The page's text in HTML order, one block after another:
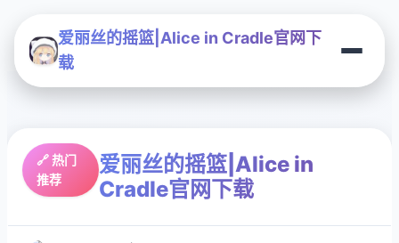
爱丽丝的摇篮|Alice in Cradle官网下
载
🔗 热门
推荐
爱丽丝的摇篮|Alice in
Cradle官网下载